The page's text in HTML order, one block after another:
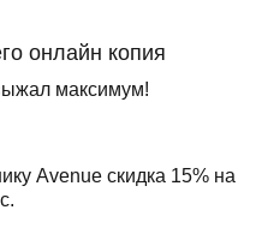
онлайн копия
максимум!
Avenue скидка 15% на